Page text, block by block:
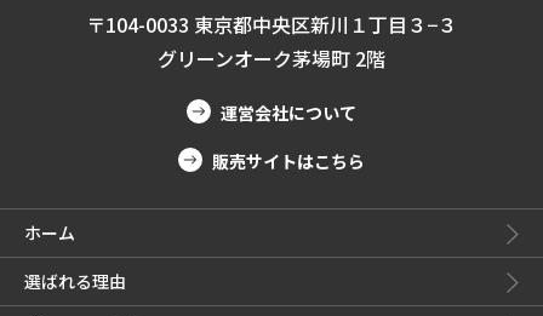
〒104-0033 東京都中央区新川１丁目３−３
グリーンオーク茅場町 2階
運営会社について
販売サイトはこちら
ホーム
選ばれる理由